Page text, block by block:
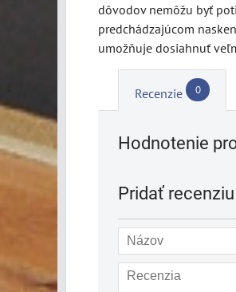
dôvodov nemôžu byť
predchádzajúcom
umožňuje dosiahnuť
Recenzie 0
Hodnotenie
Pridať recenziu